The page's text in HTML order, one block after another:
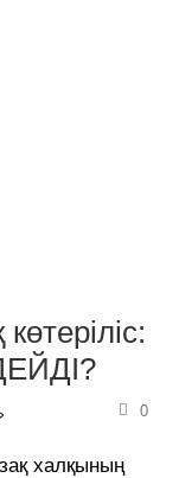
0
халқының